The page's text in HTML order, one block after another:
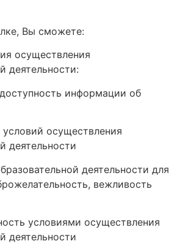
Вы сможете:
осуществления
деятельности:
информации об
осуществления
деятельности
деятельности для
вежливость
условиями осуществления
деятельности